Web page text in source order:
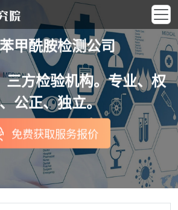
甲酰胺检测公司
三方检验机构。专业、权
公正、独立。
免费获取服务报价